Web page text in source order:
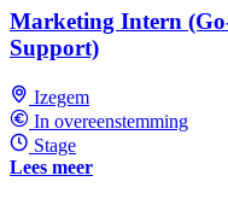
Marketing Intern
Support)
Izegem
In overeenstemming
Stage
Lees meer